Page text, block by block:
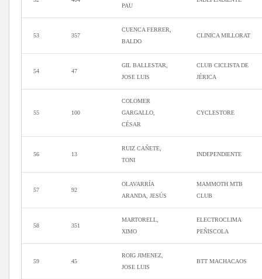
PAU
53 357
CUENCA FERRER,
BALDO
CLINICA MILLORAT
54 47
GIL BALLESTAR,
JOSE LUIS
CLUB CICLISTA DE
JÉRICA
55 100
COLOMER
GARGALLO,
CÉSAR
CYCLESTORE
56 13
RUIZ CAÑETE,
TONI
INDEPENDIENTE
57 92
OLAVARRÍA
ARANDA, JESÚS
MAMMOTH MTB
CLUB
58 351
MARTORELL,
XIMO
ELECTROCLIMA
PEÑISCOLA
59 45
ROIG JIMENEZ,
JOSE LUIS
BTT MACHACAOS